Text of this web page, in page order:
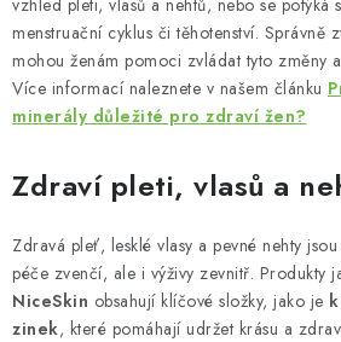
y
v
ý
p
s
n
í
menstruační cyklus či těhotenství. Správně
mohou ženám pomoci zvládat tyto změny
Více informací naleznete v našem článku
minerály důležité pro zdraví žen?
Zdraví pleti, vlasů a
Zdravá pleť, lesklé vlasy a pevné nehty
péče zvenčí, ale i výživy zevnitř. Produkty
NiceSkin obsahují klíčové složky, jako je
zinek, které pomáhají udržet krásu a